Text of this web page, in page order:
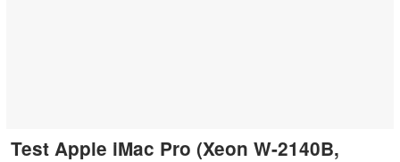
Test Apple iMac Pro (Xeon W-2140B,